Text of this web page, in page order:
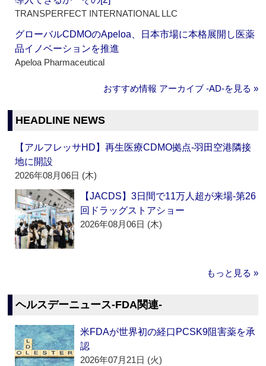
TRANSPERFECT INTERNATIONAL LLC
グローバルCDMOのApeloa、日本市場に本格展開し医薬
品イノベーションを推進
Apeloa Pharmaceutical
おすすめ情報 アーカイブ ‐AD‐を見る »
HEADLINE NEWS
【アルフレッサHD】再生医療CDMO拠点‐羽田空港隣接
地に開設
2026年08月06日 (木)
【JACDS】3日間で11万人超が来場‐第26
回ドラッグストアショー
2026年08月06日 (木)
もっと見る »
ヘルスデーニュース‐FDA関連‐
米FDAが世界初の経口PCSK9阻害薬を承
認
2026年07月21日 (火)